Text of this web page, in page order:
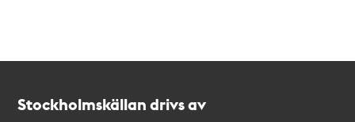
Stockholmskällan drivs av